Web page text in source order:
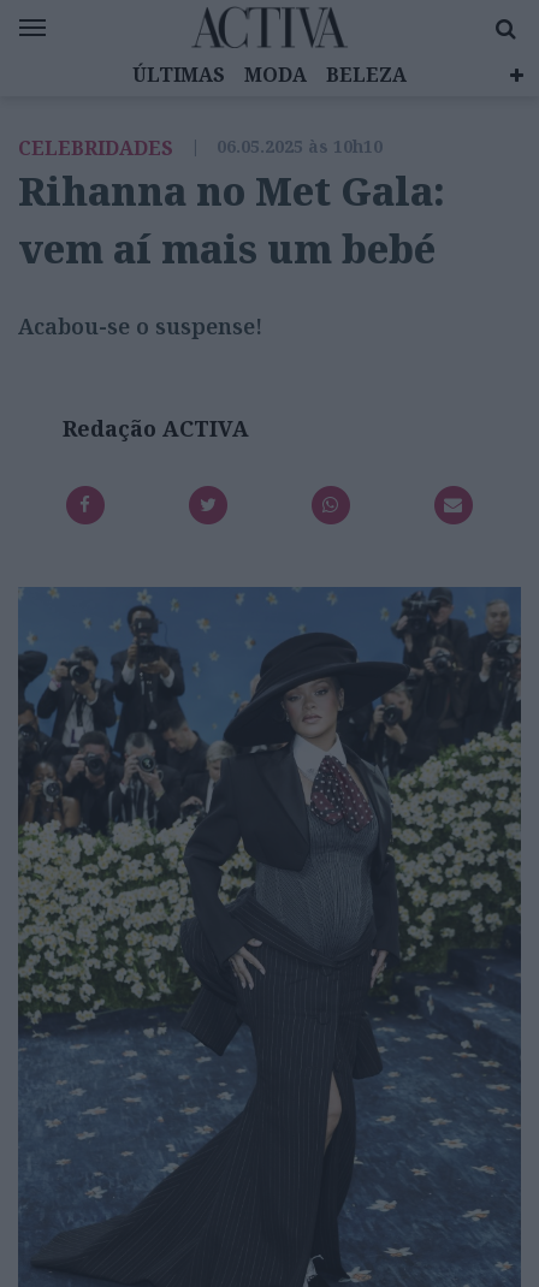
ÚLTIMAS MODA
BELEZA
EMOÇÕES
MULHERES INSPIRADORAS
DIZ QUEM SABE
ACTIVA BRAND STUDIO
CELEBRIDADES | 06.05.2025 às 10h10
Rihanna no Met Gala:
vem aí mais um bebé
Acabou-se o suspense!
Redação ACTIVA